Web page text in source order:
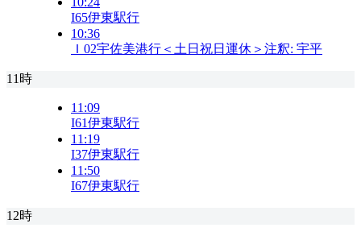
I65伊東駅行
10:36
Ｉ02宇佐美港行＜土日祝日運休＞ 注釈: 宇平
11時
11:09
I61伊東駅行
11:19
I37伊東駅行
11:50
I67伊東駅行
12時